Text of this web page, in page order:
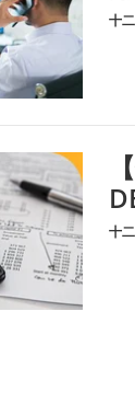
十
十